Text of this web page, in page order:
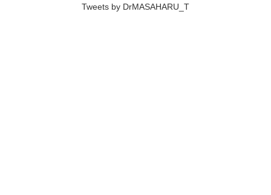
Tweets by DrMASAHARU_T